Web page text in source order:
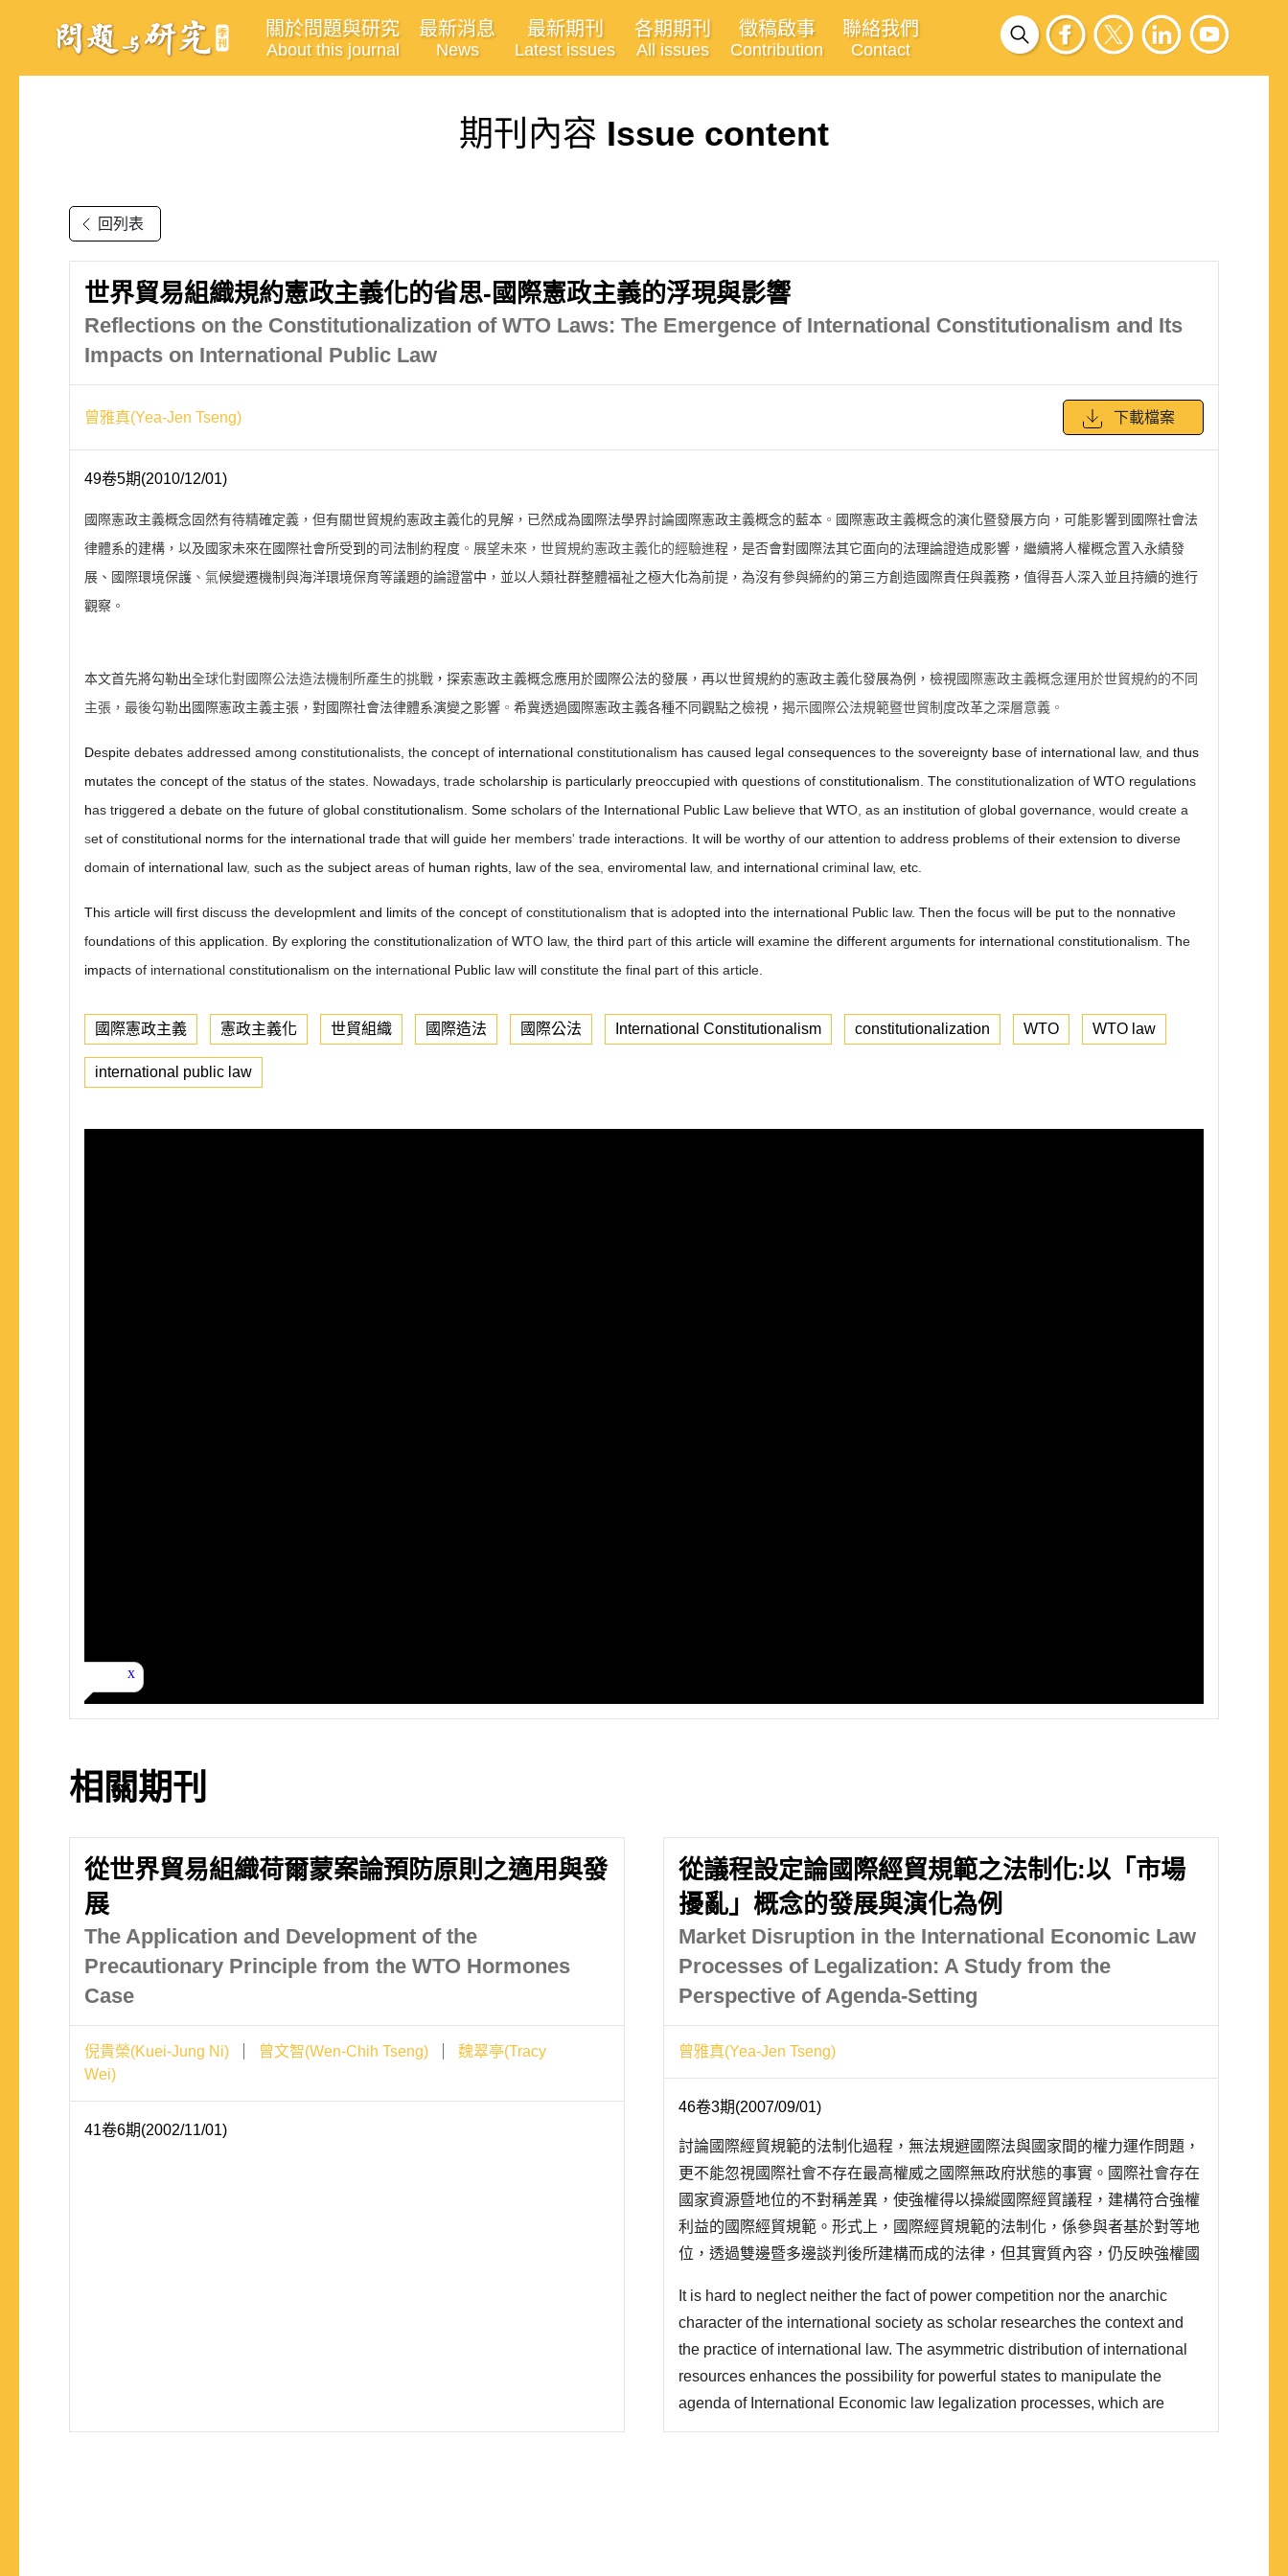
關於問題與研究
About this journal
最新消息
News
最新期刊
Latest issues
各期期刊
All issues
徵稿啟事
Contribution
聯絡我們
Contact
期刊內容 Issue content
回列表
世界貿易組織規約憲政主義化的省思-國際憲政主義的浮現與影響
Reflections on the Constitutionalization of WTO Laws: The Emergence of International Constitutionalism and Its
Impacts on International Public Law
曾雅真(Yea-Jen Tseng) 下載檔案
49卷5期(2010/12/01)
國際憲政主義概念固然有待精確定義，但有關世貿規約憲政主義化的見解，已然成為國際法學界討論國際憲政主義概念的藍本 。 國際憲政主義概念的演化暨發展方向，可能影響到國際社會法
律體系的建構，以及國家未來在國際社會所受到 的司法制約程度 。 展望未來，世貿規約憲政主義化的經驗進程，是否會對國際法其它面向的法理論證造成影響，繼續將人權概念置入永績發
展、國際環境保護 、氣候變遷機制與海洋環境保育等議題的論證當中 ，並以人類社群整體福祉之極大化為前提，為沒有參與締約的第三方創造國際責任與義務 ， 值得吾人深入並且持續的進行
觀察 。
本文首先將勾勒出全球化對國際公法造法機制所產生的挑戰 ， 探索憲政主義概念應用於國際公法的發展，再以世貿規約的憲政主義化發展為例，檢視國際憲政主義概念運用於世貿規約的不同
主張，最後勾勒出國際憲政主義主張，對國際社會法律體系演變之影響 。 希冀透過國際憲政主義各種不同觀點之檢視 ， 揭示國際公法規範暨世貿制度改革之深層意義 。
Despite debates addressed among constitutionalists, the concept of international constitutionalism has caused legal consequences to the sovereignty base of international law, and thus
mutates the concept of the status of the states. Nowadays, trade scholarship is particularly preoccupied with questions of constitutionalism The constitutionalization of WTO regulations
has triggered a debate on the future of global constitutionalism. Some scholars of the International Public L aw believe that WTO as an institution of global governance would create a
set of constitutional norms for the international trade that will guide her members' trade interactions. It will be worthy of our attention to address problems of their extension to diverse
domain of international law, such as the subject areas of human rights, law of the sea enviromental law, and international criminal law, etc.
This article will first discuss the developmlent and limits of the concept of constitutionalism that is adopted into the international Public law. Then the focus will be put to the nonnative
foundations of this application By exploring the constitutionalization of WTO law, the third part of this article will examine the different arguments for international constitutionalism . The
impacts of international constitutionalism on the international Public law will constitute the final part of this article.
國際憲政主義 憲政主義化 世貿組織 國際造法 國際公法 International Constitutionalism constitutionalization WTO WTO law
international public law
相關期刊
從世界貿易組織荷爾蒙案論預防原則之適用與發
展
The Application and Development of the
Precautionary Principle from the WTO Hormones
Case
倪貴榮(Kuei-Jung Ni) 曾文智(Wen-Chih Tseng)
魏翠亭(Tracy
Wei)
41卷6期(2002/11/01)
從議程設定論國際經貿規範之法制化:以「市場
擾亂」概念的發展與演化為例
Market Disruption in the International Economic Law
Processes of Legalization: A Study from the
Perspective of Agenda-Setting
曾雅真(Yea-Jen Tseng)
46卷3期(2007/09/01)
討論國際經貿規範的法制化過程，無法規避國際法與國家間的權力運作問題，
更不能忽視國際社會不存在最高權威之國際無政府狀態的事實。國際社會存在
國家資源暨地位的不對稱差異，使強權得以操縱國際經貿議程，建構符合強權
利益的國際經貿規範。形式上，國際經貿規範的法制化，係參與者基於對等地
位，透過雙邊暨多邊談判後所建構而成的法律，但其實質內容，仍反映強權國
國優勢，限制對手經貿發展機會之事實。 ..
It is hard to neglect neither the fact of power competition nor the anarchic
character of the international society as scholar researches the context and
the practice of international law. The asymmetric distribution of international
resources enhances the possibility for powerful states to manipulate the
agenda of International Economic law legalization processes, which are
therefore constructed in according with the interests of the international